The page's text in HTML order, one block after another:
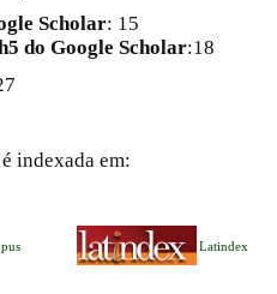
Scholar: 15
do Google Scholar:18
é indexada em:
Latindex